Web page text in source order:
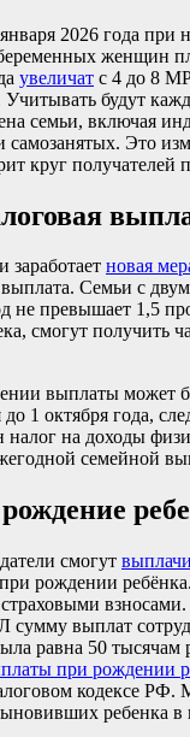
2026 года при
женщин
увеличат с 4 до 8
Учитывать будут
семьи, включая
самозанятых. Это
круг получателей
заработает новая
Семьи с
не превышает 1,5
смогут получить
выплаты может
1 октября года,
налог на доходы
семейной
смогут
рождении
взносами.
выплат
равна 50 тысячам
при рождении
кодексе РФ.
ребенка в